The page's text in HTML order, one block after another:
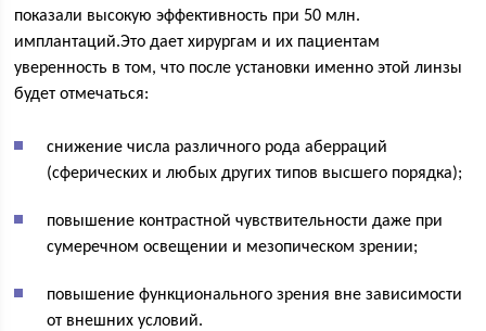
показали высокую эффективность при 50 млн.
имплантаций.Это дает хирургам и их пациентам
уверенность в том, что после установки именно этой линзы
будет отмечаться:
снижение числа различного рода аберраций
(сферических и любых других типов высшего порядка);
повышение контрастной чувствительности даже при
сумеречном освещении и мезопическом зрении;
повышение функционального зрения вне зависимости
от внешних условий.